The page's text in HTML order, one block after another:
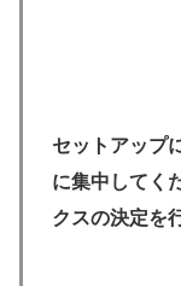
セットアップ
に集中してく
クスの決定を